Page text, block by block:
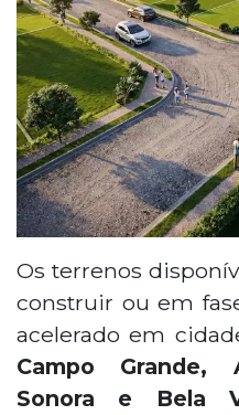
Os terrenos
construir ou em
acelerado em
Campo Grande,
Sonora e Bela